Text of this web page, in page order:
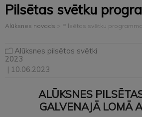
Pilsētas svētku
Alūksnes novads > Pilsētas svētku programma
Alūksnes pilsētas svētki
2023
| 10.06.2023
ALŪKSNES
GALVENAJĀ LOMĀ